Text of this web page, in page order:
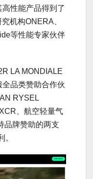
性能产品得到了
机构ONERA、
等性能专家伙伴
LA MONDIALE
品类赞助合作伙
RYSEL
、航空轻量气
品牌赞助的两支
。